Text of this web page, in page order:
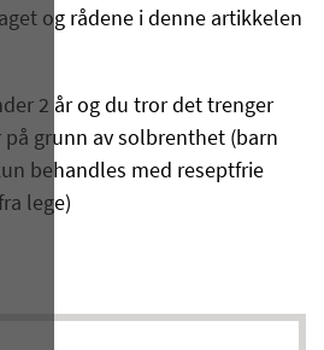
og rådene i denne artikkelen
2 år og du tror det trenger
grunn av solbrenthet (barn
behandles med reseptfrie
lege)